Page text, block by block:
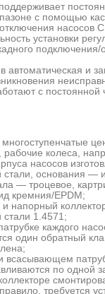
с помощью
насосов
установки
подключения/
и
с постоянной
многоступенчатые
рабочие колеса,
насосов
основания —
— троцевое,
кремния/EPDM;
напорный
1.4571;
каждого
один обратный
всасывающем
по одной
требуется